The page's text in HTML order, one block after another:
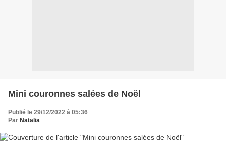
Mini couronnes salées de Noël
Publié le 29/12/2022 à 05:36
Par Natalia